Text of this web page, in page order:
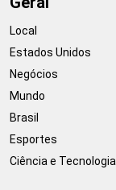
Local
Estados Unidos
Negócios
Mundo
Brasil
Esportes
Ciência e Tecnologia